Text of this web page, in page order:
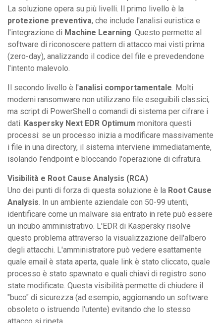
La soluzione opera su più livelli. Il primo livello è la
protezione preventiva, che include l'analisi euristica e
l'integrazione di Machine Learning. Questo permette al
software di riconoscere pattern di attacco mai visti prima
(zero-day), analizzando il codice del file e prevedendone
l'intento malevolo.
Il secondo livello è l'analisi comportamentale. Molti
moderni ransomware non utilizzano file eseguibili classici,
ma script di PowerShell o comandi di sistema per cifrare i
dati. Kaspersky Next EDR Optimum monitora questi
processi: se un processo inizia a modificare massivamente
i file in una directory, il sistema interviene immediatamente,
isolando l'endpoint e bloccando l'operazione di cifratura.
Visibilità e Root Cause Analysis (RCA)
Uno dei punti di forza di questa soluzione è la Root Cause
Analysis. In un ambiente aziendale con 50-99 utenti,
identificare come un malware sia entrato in rete può essere
un incubo amministrativo. L'EDR di Kaspersky risolve
questo problema attraverso la visualizzazione dell'albero
degli attacchi. L'amministratore può vedere esattamente
quale email è stata aperta, quale link è stato cliccato, quale
processo è stato spawnato e quali chiavi di registro sono
state modificate. Questa visibilità permette di chiudere il
"buco" di sicurezza (ad esempio, aggiornando un software
obsoleto o istruendo l'utente) evitando che lo stesso